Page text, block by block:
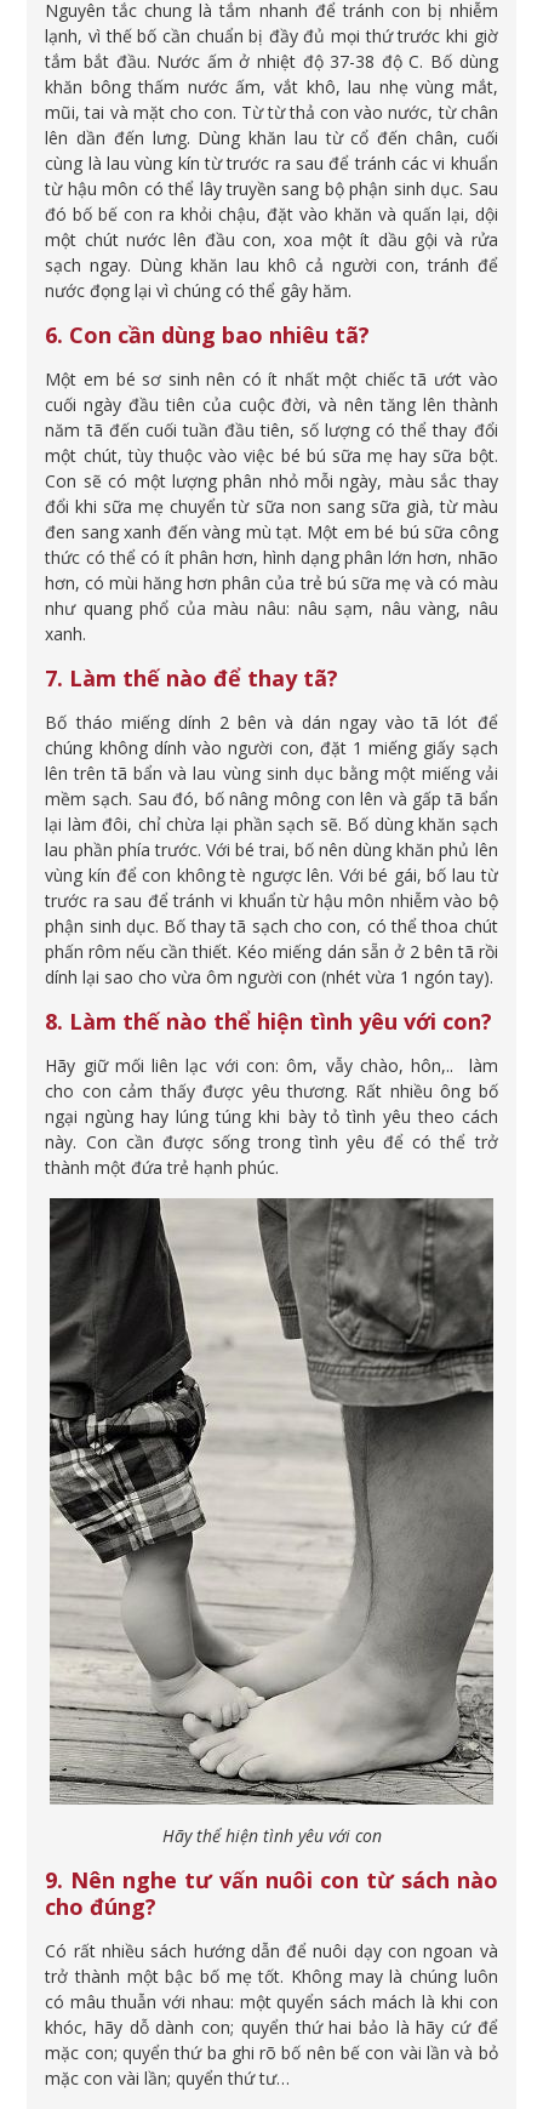
Nguyên tắc chung là tắm nhanh để tránh con bị nhiễm
lạnh, vì thế bố cần chuẩn bị đầy đủ mọi thứ trước khi giờ
tắm bắt đầu. Nước ấm ở nhiệt độ 37-38 độ C. Bố dùng
khăn bông thấm nước ấm, vắt khô, lau nhẹ vùng mắt,
mũi, tai và mặt cho con. Từ từ thả con vào nước, từ chân
lên dần đến lưng. Dùng khăn lau từ cổ đến chân, cuối
cùng là lau vùng kín từ trước ra sau để tránh các vi khuẩn
từ hậu môn có thể lây truyền sang bộ phận sinh dục. Sau
đó bố bế con ra khỏi chậu, đặt vào khăn và quấn lại, dội
một chút nước lên đầu con, xoa một ít dầu gội và rửa
sạch ngay. Dùng khăn lau khô cả người con, tránh để
nước đọng lại vì chúng có thể gây hăm.
6. Con cần dùng bao nhiêu tã?
Một em bé sơ sinh nên có ít nhất một chiếc tã ướt vào
cuối ngày đầu tiên của cuộc đời, và nên tăng lên thành
năm tã đến cuối tuần đầu tiên, số lượng có thể thay đổi
một chút, tùy thuộc vào việc bé bú sữa mẹ hay sữa bột.
Con sẽ có một lượng phân nhỏ mỗi ngày, màu sắc thay
đổi khi sữa mẹ chuyển từ sữa non sang sữa già, từ màu
đen sang xanh đến vàng mù tạt. Một em bé bú sữa công
thức có thể có ít phân hơn, hình dạng phân lớn hơn, nhão
hơn, có mùi hăng hơn phân của trẻ bú sữa mẹ và có màu
như quang phổ của màu nâu: nâu sạm, nâu vàng, nâu
xanh.
7. Làm thế nào để thay tã?
Bố tháo miếng dính 2 bên và dán ngay vào tã lót để
chúng không dính vào người con, đặt 1 miếng giấy sạch
lên trên tã bẩn và lau vùng sinh dục bằng một miếng vải
mềm sạch. Sau đó, bố nâng mông con lên và gấp tã bẩn
lại làm đôi, chỉ chừa lại phần sạch sẽ. Bố dùng khăn sạch
lau phần phía trước. Với bé trai, bố nên dùng khăn phủ lên
vùng kín để con không tè ngược lên. Với bé gái, bố lau từ
trước ra sau để tránh vi khuẩn từ hậu môn nhiễm vào bộ
phận sinh dục. Bố thay tã sạch cho con, có thể thoa chút
phấn rôm nếu cần thiết. Kéo miếng dán sẵn ở 2 bên tã rồi
dính lại sao cho vừa ôm người con (nhét vừa 1 ngón tay).
8. Làm thế nào thể hiện tình yêu với con?
Hãy giữ mối liên lạc với con: ôm, vẫy chào, hôn,.. làm
cho con cảm thấy được yêu thương. Rất nhiều ông bố
ngại ngùng hay lúng túng khi bày tỏ tình yêu theo cách
này. Con cần được sống trong tình yêu để có thể trở
thành một đứa trẻ hạnh phúc.
Hãy thể hiện tình yêu với con
9. Nên nghe tư vấn nuôi con từ sách nào
cho đúng?
Có rất nhiều sách hướng dẫn để nuôi dạy con ngoan và
trở thành một bậc bố mẹ tốt. Không may là chúng luôn
có mâu thuẫn với nhau: một quyển sách mách là khi con
khóc, hãy dỗ dành con; quyển thứ hai bảo là hãy cứ để
mặc con; quyển thứ ba ghi rõ bố nên bế con vài lần và bỏ
mặc con vài lần; quyển thứ tư…